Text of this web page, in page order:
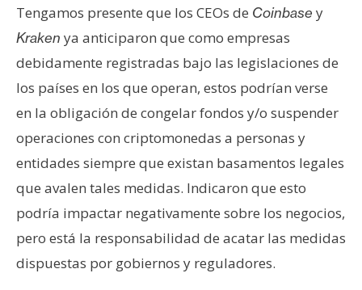
Tengamos presente que los CEOs de Coinbase y
Kraken ya anticiparon que como empresas
debidamente registradas bajo las legislaciones de
los países en los que operan, estos podrían verse
en la obligación de congelar fondos y/o suspender
operaciones con criptomonedas a personas y
entidades siempre que existan basamentos legales
que avalen tales medidas. Indicaron que esto
podría impactar negativamente sobre los negocios,
pero está la responsabilidad de acatar las medidas
dispuestas por gobiernos y reguladores.